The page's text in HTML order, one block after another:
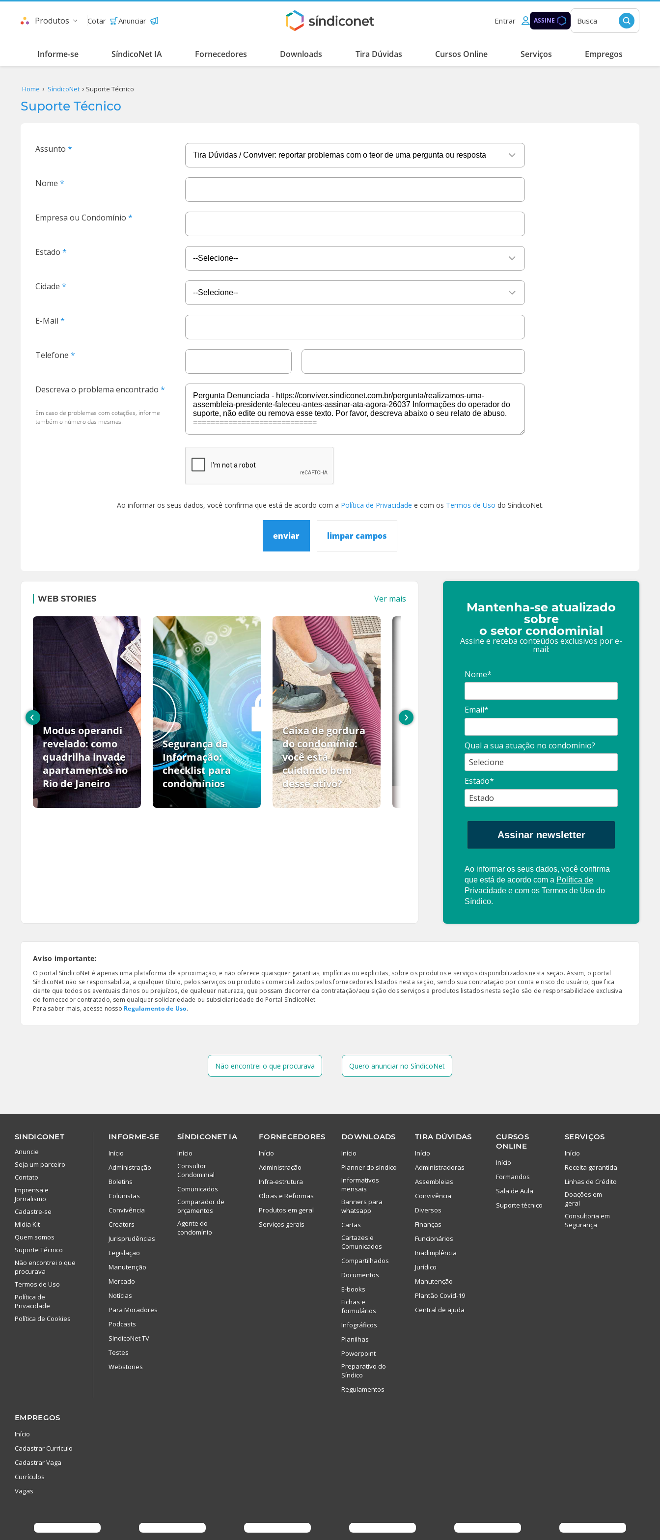
Produtos Cotar Anunciar Entrar ASSINE Busca
Informe-se SíndicoNet IA Fornecedores Downloads Tira Dúvidas Cursos Online Serviços Empregos
Home SíndicoNet Suporte Técnico
Suporte Técnico
Assunto
Nome
Empresa ou Condomínio
Estado
Cidade
E-Mail
Telefone
Descreva o problema encontrado
Em caso de problemas com cotações, informe
também o número das mesmas.
Ao informar os seus dados, você confirma que está de acordo com a Política de Privacidade e com os Termos de Uso do SíndicoNet.
enviar limpar campos
WEB STORIES Ver mais
Modus operandi
revelado: como
quadrilha invade
apartamentos no
Rio de Janeiro
Segurança da
Informação:
checklist para
condomínios
Caixa de gordura
do condomínio:
você está
cuidando bem
desse ativo?
PCMSO: O que é?
profissional:
cuidado com as
propagandas
‹ ›
Mantenha-se atualizado
sobre
o setor condominial
Assine e receba conteúdos exclusivos por e-
mail:
Nome*
Email*
Qual a sua atuação no condomínio?
Estado*
Assinar newsletter
Ao informar os seus dados, você confirma
que está de acordo com a Política de
Privacidade e com os Termos de Uso do
Síndico.
Aviso importante:
O portal SíndicoNet é apenas uma plataforma de aproximação, e não oferece quaisquer garantias, implícitas ou explicitas, sobre os produtos e serviços disponibilizados nesta seção. Assim, o portal
SíndicoNet não se responsabiliza, a qualquer título, pelos serviços ou produtos comercializados pelos fornecedores listados nesta seção, sendo sua contratação por conta e risco do usuário, que fica
ciente que todos os eventuais danos ou prejuízos, de qualquer natureza, que possam decorrer da contratação/aquisição dos serviços e produtos listados nesta seção são de responsabilidade exclusiva
do fornecedor contratado, sem qualquer solidariedade ou subsidiariedade do Portal SíndicoNet.
Para saber mais, acesse nosso Regulamento de Uso.
Não encontrei o que procurava Quero anunciar no SíndicoNet
SINDICONET
Anuncie
Seja um parceiro
Contato
Imprensa e
Jornalismo
Cadastre-se
Mídia Kit
Quem somos
Suporte Técnico
Não encontrei o que
procurava
Termos de Uso
Política de
Privacidade
Política de Cookies
INFORME-SE
Início
Administração
Boletins
Colunistas
Convivência
Creators
Jurisprudências
Legislação
Manutenção
Mercado
Notícias
Para Moradores
Podcasts
SíndicoNet TV
Testes
Webstories
SÍNDICONET IA
Início
Consultor
Condominial
Comunicados
Comparador de
orçamentos
Agente do
condomínio
FORNECEDORES
Início
Administração
Infra-estrutura
Obras e Reformas
Produtos em geral
Serviços gerais
DOWNLOADS
Início
Planner do síndico
Informativos
mensais
Banners para
whatsapp
Cartas
Cartazes e
Comunicados
Compartilhados
Documentos
E-books
Fichas e
formulários
Infográficos
Planilhas
Powerpoint
Preparativo do
Síndico
Regulamentos
TIRA DÚVIDAS
Início
Administradoras
Assembleias
Convivência
Diversos
Finanças
Funcionários
Inadimplência
Jurídico
Manutenção
Plantão Covid-19
Central de ajuda
CURSOS
ONLINE
Início
Formandos
Sala de Aula
Suporte técnico
SERVIÇOS
Início
Receita garantida
Linhas de Crédito
Doações em
geral
Consultoria em
Segurança
EMPREGOS
Início
Cadastrar Currículo
Cadastrar Vaga
Currículos
Vagas